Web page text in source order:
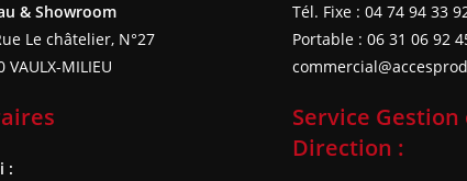
& Showroom
Le châtelier, N°27
VAULX-MILIEU
:
Tél. Fixe : 04 74 94 33
Portable : 06 31 06 92
Service Gestion
Direction :